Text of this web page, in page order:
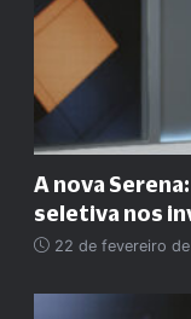
A nova
seletiva nos
22 de fevereiro